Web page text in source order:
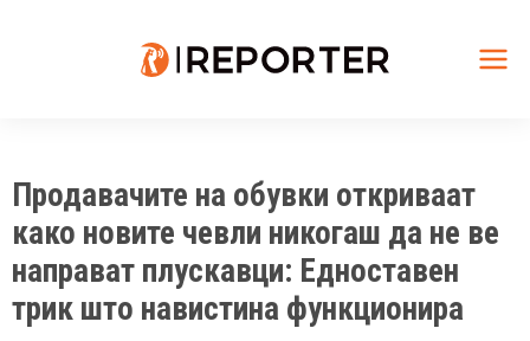
Продавачите на обувки откриваат
како новите чевли никогаш да не ве
направат плускавци: Едноставен
трик што навистина функционира